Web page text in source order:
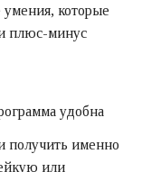
умения, которые
плюс-минус
удобна
получить именно
или